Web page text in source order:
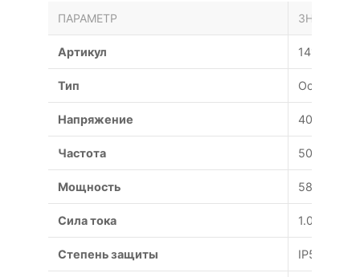
ПАРАМЕТР ЗНАЧЕНИЕ
Артикул 141115
Тип Осевой
Напряжение 400 В
Частота 50 Гц
Мощность 580 Вт
Сила тока 1.05 А
Степень защиты IP54